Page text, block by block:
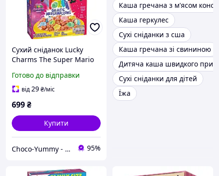
Сухий сніданок Lucky
Charms The Super Mario
527г
Готово до відправки
від29₴/міс
699₴
Купити
Choco-Yummy - Магазин солодощів з усього світу 95%
Каша гречана з м'ясом
Каша геркулес
Сухі сніданки з сша
Каша гречана зі свининою
Дитяча каша швидкого
Сухі сніданки для дітей
Їжа